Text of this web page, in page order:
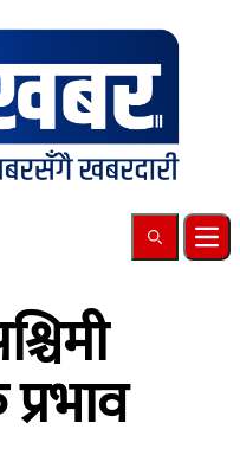
Search